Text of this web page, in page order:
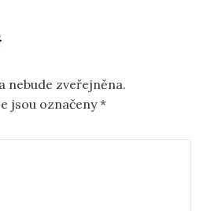
nebude zveřejněna.
jsou označeny*